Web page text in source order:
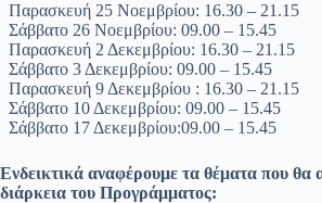
Παρασκευή 25 Νοεμβρίου: 16.30 – 21.15
Σάββατο 26 Νοεμβρίου: 09.00 – 15.45
Παρασκευή 2 Δεκεμβρίου: 16.30 – 21.15
Σάββατο 3 Δεκεμβρίου: 09.00 – 15.45
Παρασκευή 9 Δεκεμβρίου : 16.30 – 21.15
Σάββατο 10 Δεκεμβρίου: 09.00 – 15.45
Σάββατο 17 Δεκεμβρίου:09.00 – 15.45
Ενδεικτικά αναφέρουμε τα θέματα που θα
διάρκεια του Προγράμματος: